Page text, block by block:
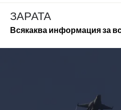
Skip
content
ЗАРАТА
Всякаква информация за